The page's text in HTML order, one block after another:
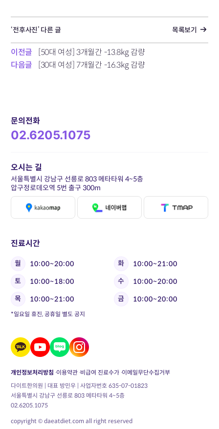
‘전후사진’ 다른 글 목록보기
이전글
[50대 여성] 3개월간 -13.8kg 감량
다음글
[30대 여성] 7개월간 -16.3kg 감량
문의전화
02.6205.1075
진료시간
월 10:00~20:00 화
10:00~21:00
토
10:00~18:00 수
10:00~20:00
목
10:00~21:00 금 10:00~20:00
*일요일 휴진, 공휴일 별도 공지
오시는 길
서울특별시 강남구 선릉로 803 메타타워 4~5층
압구정로데오역 5번 출구 300m
개인정보처리방침 이용약관 비급여 진료수가 이메일무단수집거부
다이트한의원 | 대표 방민우 | 사업자번호 635-07-01823
서울특별시 강남구 선릉로 803 메타타워 4~5층
02.6205.1075
copyright © daeatdiet.com all right reserved